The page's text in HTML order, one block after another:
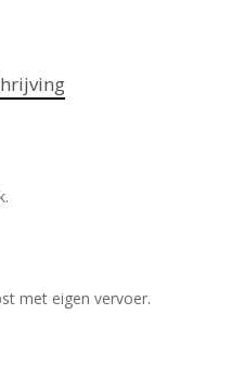
met eigen vervoer.